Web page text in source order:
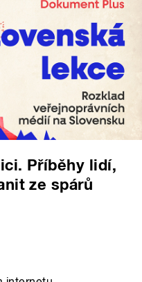
Příběhy lidí,
ze spárů